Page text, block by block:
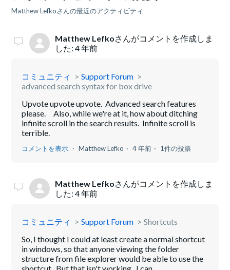
Matthew Lefkoさんの最近のアクティビティ
Matthew Lefkoさんがコメントを作成しま
した:4 年前
コミュニティ
Support Forum
advanced search syntax for box drive
Upvote upvote upvote. Advanced search features
please. Also, while we're at it, how about ditching
infinite scroll in the search results. Infinite scroll is
terrible.
コメントを表示 Matthew Lefko 4 年前 1件の投票
Matthew Lefkoさんがコメントを作成しま
した:4 年前
コミュニティ Support Forum
Shortcuts
So, I thought I could at least create a normal shortcut
in windows, so that anyone viewing the folder
structure from file explorer would be able to use the